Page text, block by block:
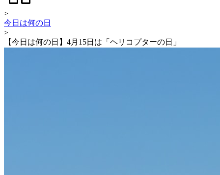
>
今日は何の日
>
【今日は何の日】4月15日は「ヘリコプターの日」